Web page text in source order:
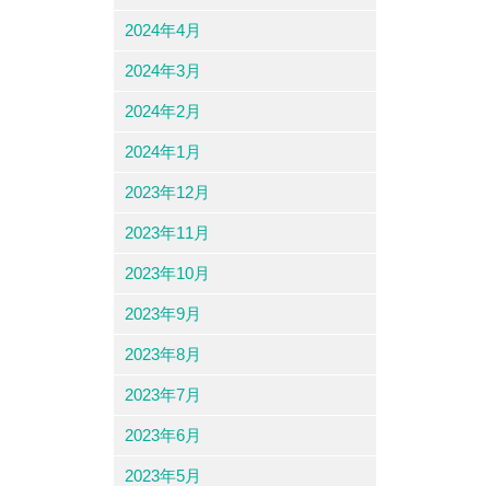
2024年4月
2024年3月
2024年2月
2024年1月
2023年12月
2023年11月
2023年10月
2023年9月
2023年8月
2023年7月
2023年6月
2023年5月